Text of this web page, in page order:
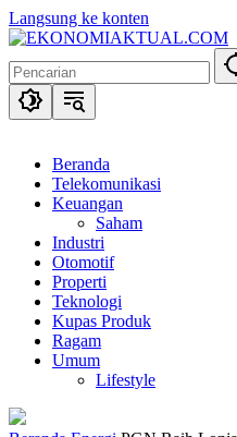
Langsung ke konten
Beranda
Telekomunikasi
Keuangan
Saham
Industri
Otomotif
Properti
Teknologi
Kupas Produk
Ragam
Umum
Lifestyle